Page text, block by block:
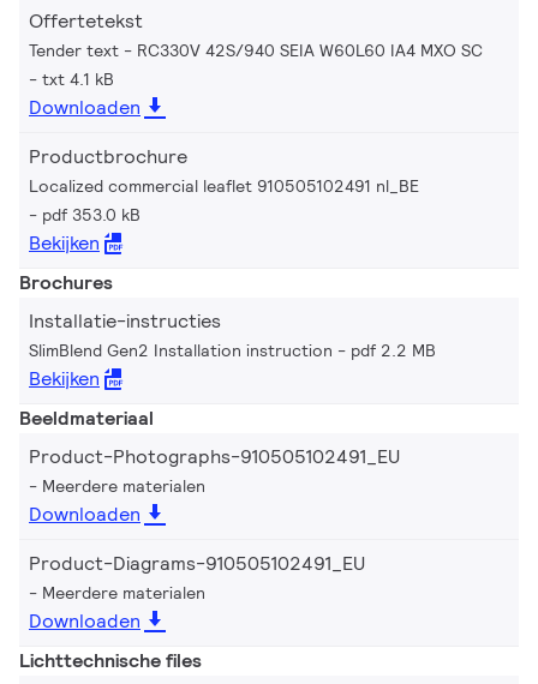
Offertetekst
Tender text - RC330V 42S/940 SEIA W60L60 IA4 MXO SC
txt 4.1 kB
Downloaden
Productbrochure
Localized commercial leaflet 910505102491 nl_BE
pdf 353.0 kB
Bekijken
Brochures
Installatie-instructies
SlimBlend Gen2 Installation instruction pdf 2.2 MB
Bekijken
Beeldmateriaal
Product-Photographs-910505102491_EU
Meerdere materialen
Downloaden
Product-Diagrams-910505102491_EU
Meerdere materialen
Downloaden
Lichttechnische files